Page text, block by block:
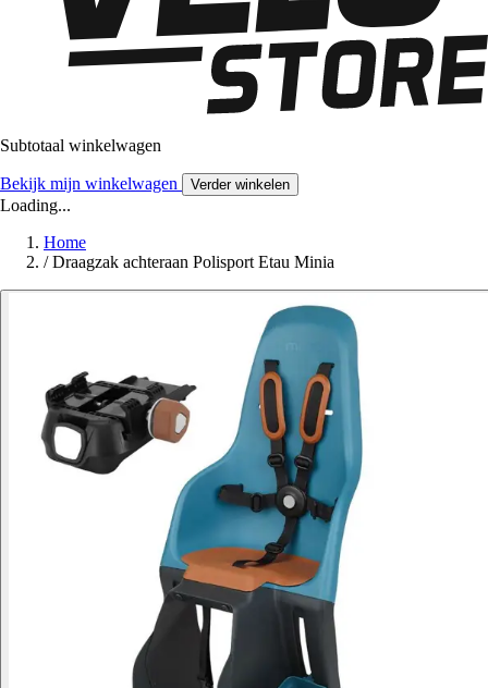
Subtotaal winkelwagen
Bekijk mijn winkelwagen Verder winkelen
Loading...
Home
/ Draagzak achteraan Polisport Etau Minia